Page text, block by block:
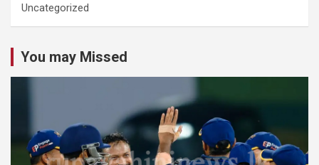
Uncategorized
You may Missed